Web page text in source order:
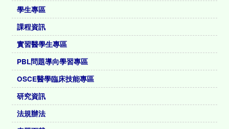
學生專區
課程資訊
實習醫學生專區
PBL問題導向學習專區
OSCE醫學臨床技能專區
研究資訊
法規辦法